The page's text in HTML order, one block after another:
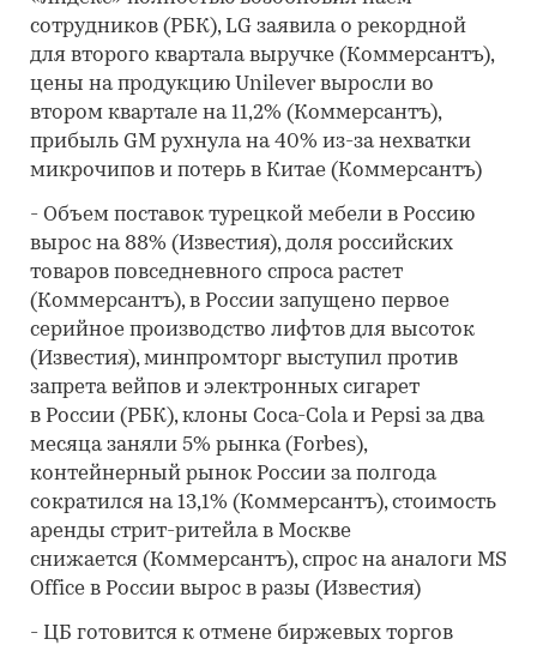
сотрудников (РБК), LG заявила о рекордной
для второго квартала выручке (Коммерсантъ),
цены на продукцию Unilever выросли во
втором квартале на 11,2% (Коммерсантъ),
прибыль GM рухнула на 40% из-за нехватки
микрочипов и потерь в Китае (Коммерсантъ)
- Объем поставок турецкой мебели в Россию
вырос на 88% (Известия), доля российских
товаров повседневного спроса растет
(Коммерсантъ), в России запущено первое
серийное производство лифтов для высоток
(Известия), минпромторг выступил против
запрета вейпов и электронных сигарет
в России (РБК), клоны Coca-Cola и Pepsi за два
месяца заняли 5% рынка (Forbes),
контейнерный рынок России за полгода
сократился на 13,1% (Коммерсантъ), стоимость
аренды стрит-ритейла в Москве
снижается (Коммерсантъ), спрос на аналоги MS
Office в России вырос в разы (Известия)
- ЦБ готовится к отмене биржевых торгов